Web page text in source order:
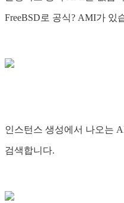
FreeBSD로 공식? AMI가 있
인스턴스 생성에서 나오는
검색합니다.